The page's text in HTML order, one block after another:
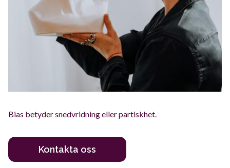
Bias betyder snedvridning eller partiskhet.
Kontakta oss